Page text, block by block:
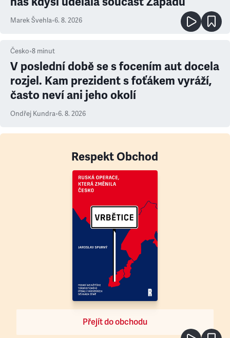
Marek Švehla•6. 8. 2026
Česko•8 minut
V poslední době se s focením aut docela
rozjel. Kam prezident s foťákem vyráží,
často neví ani jeho okolí
Ondřej Kundra•6. 8. 2026
Respekt Obchod
Přejít do obchodu